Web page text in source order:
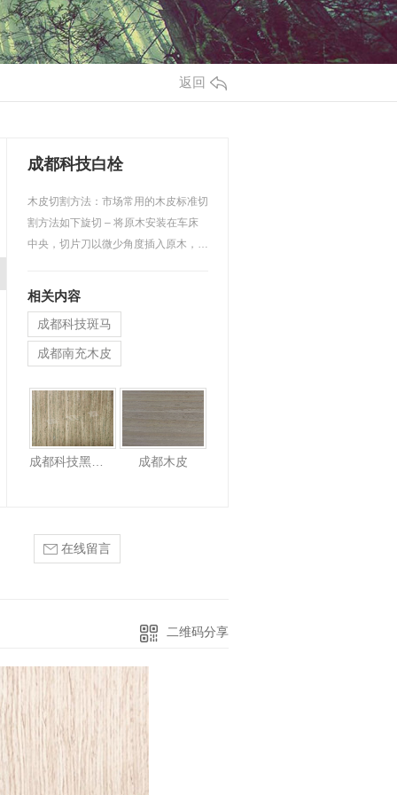
返回
成都科技白栓
木皮切割方法：市场常用的木皮标准切
割方法如下旋切 – 将原木安装在车床
中央，切片刀以微少角度插入原木，然
相关内容
成都科技斑马
成都南充木皮
成都科技黑胡桃 成都木皮
在线留言
二维码分享